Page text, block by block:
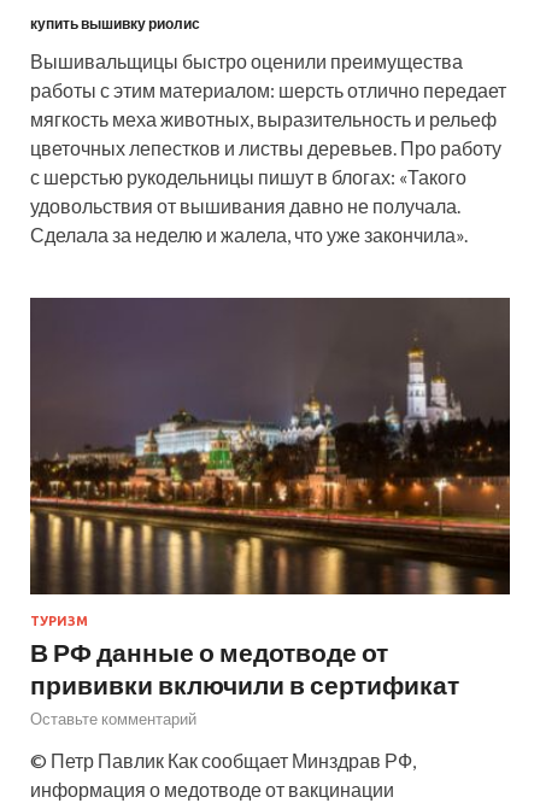
купить вышивку риолис
Вышивальщицы быстро оценили преимущества
работы с этим материалом: шерсть отлично передает
мягкость меха животных, выразительность и рельеф
цветочных лепестков и листвы деревьев. Про работу
с шерстью рукодельницы пишут в блогах: «Такого
удовольствия от вышивания давно не получала.
Сделала за неделю и жалела, что уже закончила».
ТУРИЗМ
В РФ данные о медотводе от
прививки включили в сертификат
Оставьте комментарий
© Петр Павлик Как сообщает Минздрав РФ,
информация о медотводе от вакцинации